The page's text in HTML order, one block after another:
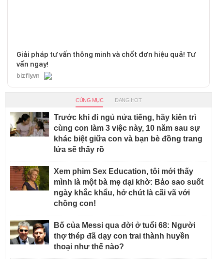
Giải pháp tư vấn thông minh và chốt đơn hiệu quả! Tư
vấn ngay!
bizfly.vn
CÙNG MỤC ĐANG HOT
Trước khi đi ngủ nửa tiếng, hãy kiên trì
cùng con làm 3 việc này, 10 năm sau sự
khác biệt giữa con và bạn bè đồng trang
lứa sẽ thấy rõ
Xem phim Sex Education, tôi mới thấy
mình là một bà mẹ dại khờ: Bảo sao suốt
ngày khắc khẩu, hở chút là cãi vã với
chồng con!
Bố của Messi qua đời ở tuổi 68: Người
thợ thép đã dạy con trai thành huyền
thoại như thế nào?